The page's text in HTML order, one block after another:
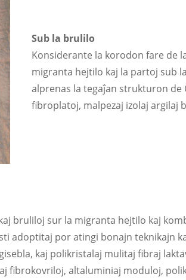
Sub la brulilo
Konsiderante la korodon fare de
migranta hejtilo kaj la partoj sub
alprenas la tegaĵan strukturon de
fibroplatoj, malpezaj izolaj argilaj
bruliloj sur la migranta hejtilo kaj
adoptitaj por atingi bonajn teknikajn
kaj polikristalaj mulitaj fibraj
fibrokovriloj, altaluminiaj moduloj,